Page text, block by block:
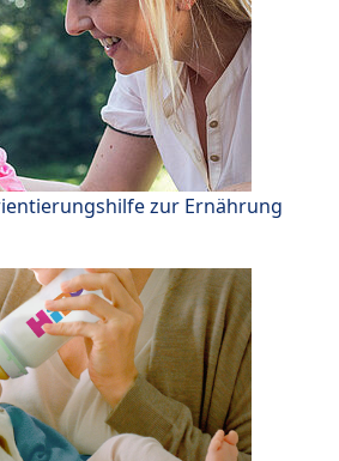
zur Ernährung